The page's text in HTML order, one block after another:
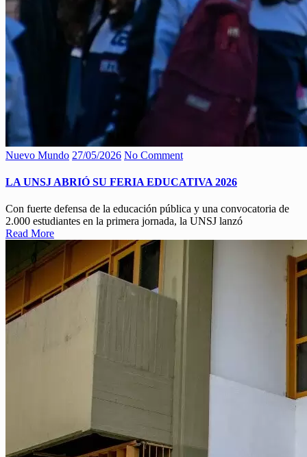
Nuevo Mundo 27/05/2026 No Comment
LA UNSJ ABRIÓ SU FERIA EDUCATIVA 2026
Con fuerte defensa de la educación pública y una convocatoria de
2.000 estudiantes en la primera jornada, la UNSJ lanzó
Read More